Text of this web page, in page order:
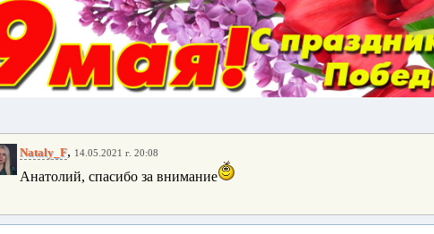
Nataly_F, 14.05.2021 г. 20:08
Анатолий, спасибо за внимание